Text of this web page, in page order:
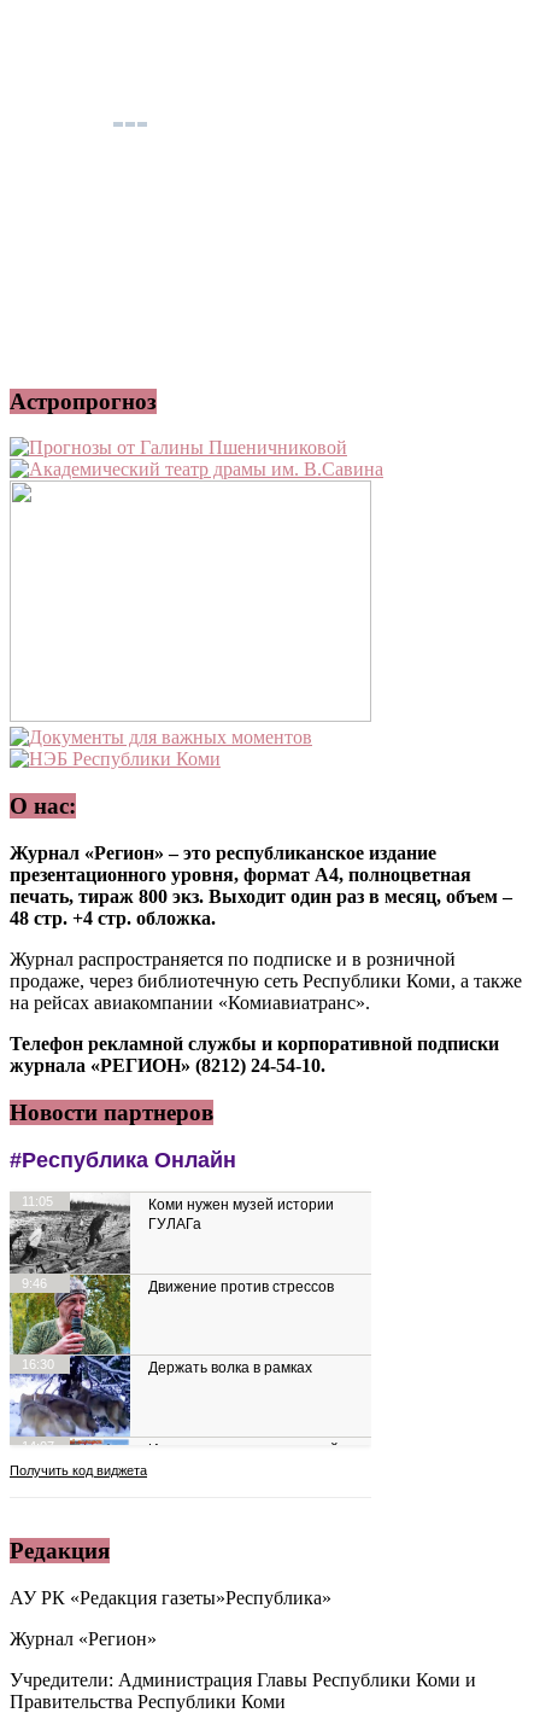
Астропрогноз
О нас:
Журнал «Регион» – это республиканское издание
презентационного уровня, формат А4, полноцветная
печать, тираж 800 экз. Выходит один раз в месяц, объем –
48 стр. +4 стр. обложка.
Журнал распространяется по подписке и в розничной
продаже, через библиотечную сеть Республики Коми, а также
на рейсах авиакомпании «Комиавиатранс».
Телефон рекламной службы и корпоративной подписки
журнала «РЕГИОН» (8212) 24-54-10.
Новости партнеров
Редакция
АУ РК «Редакция газеты»Республика»
Журнал «Регион»
Учредители: Администрация Главы Республики Коми и
Правительства Республики Коми